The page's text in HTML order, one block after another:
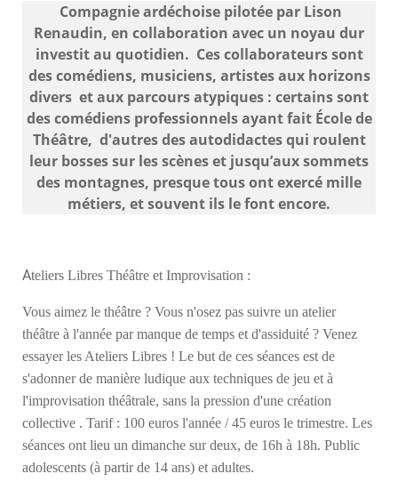
Compagnie ardéchoise pilotée par Lison
Renaudin, en collaboration avec un noyau dur
investit au quotidien. Ces collaborateurs sont
des comédiens, musiciens, artistes aux horizons
divers et aux parcours atypiques : certains sont
des comédiens professionnels ayant fait École de
Théâtre, d'autres des autodidactes qui roulent
leur bosses sur les scènes et jusqu’aux sommets
des montagnes, presque tous ont exercé mille
métiers, et souvent ils le font encore.
Ateliers Libres Théâtre et Improvisation :
Vous aimez le théâtre ? Vous n'osez pas suivre un atelier
théâtre à l'année par manque de temps et d'assiduité ? Venez
essayer les Ateliers Libres ! Le but de ces séances est de
s'adonner de manière ludique aux techniques de jeu et à
l'improvisation théâtrale, sans la pression d'une création
collective . Tarif : 100 euros l'année / 45 euros le trimestre. Les
séances ont lieu un dimanche sur deux, de 16h à 18h. Public
adolescents (à partir de 14 ans) et adultes.